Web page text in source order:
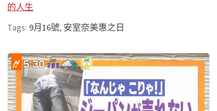
的人生
Tags: 9月16號, 安室奈美惠之日